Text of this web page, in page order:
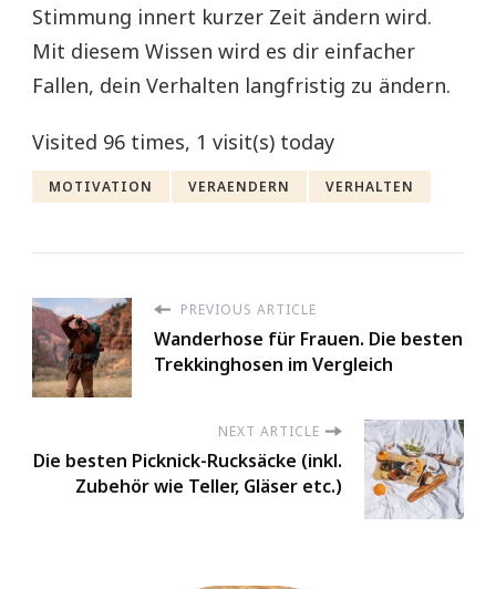
Stimmung innert kurzer Zeit ändern wird.
Mit diesem Wissen wird es dir einfacher
Fallen, dein Verhalten langfristig zu ändern.
Visited 96 times, 1 visit(s) today
MOTIVATION VERAENDERN VERHALTEN
PREVIOUS ARTICLE
Wanderhose für Frauen. Die besten
Trekkinghosen im Vergleich
NEXT ARTICLE
Die besten Picknick-Rucksäcke (inkl.
Zubehör wie Teller, Gläser etc.)